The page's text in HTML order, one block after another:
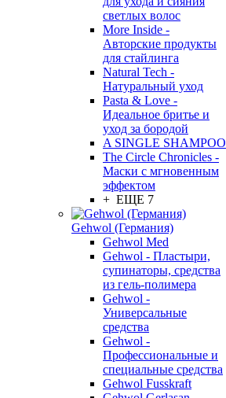
светлых волос
More Inside -
Авторские продукты
для стайлинга
Natural Tech -
Натуральный уход
Pasta & Love -
Идеальное бритье и
уход за бородой
A SINGLE SHAMPOO
The Circle Chronicles -
Маски с мгновенным
эффектом
+ ЕЩЕ 7
Gehwol (Германия)
Gehwol Med
Gehwol - Пластыри,
супинаторы, средства
из гель-полимера
Gehwol -
Универсальные
средства
Gehwol -
Профессиональные и
специальные средства
Gehwol Fusskraft